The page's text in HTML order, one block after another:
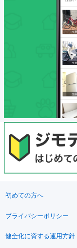
初めての方へ
プライバシーポリシー
健全化に資する運用方針